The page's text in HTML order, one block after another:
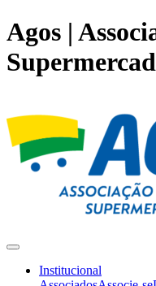
Agos |
Institucional